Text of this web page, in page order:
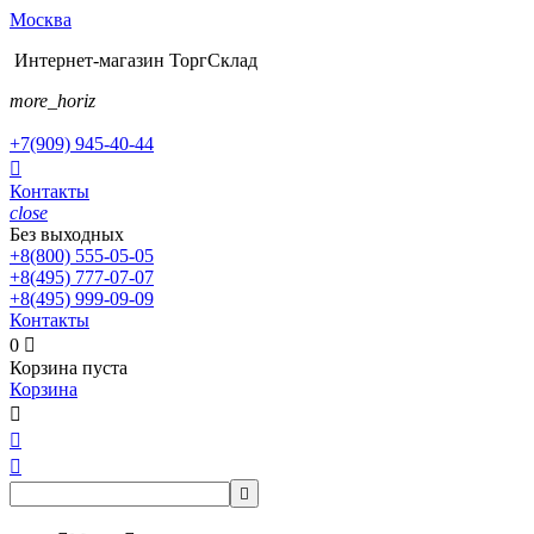
Москва
Интернет-магазин ТоргСклад
more_horiz
+7(909) 945-40-44

Контакты
close
Без выходных
+8(800) 555-05-05
+8(495) 777-07-07
+8(495) 999-09-09
Контакты
0 
Корзина пуста
Корзина



